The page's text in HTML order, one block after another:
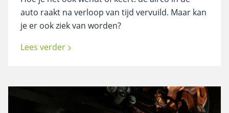
auto raakt na verloop van tijd vervuild. Maar kan
je er ook ziek van worden?
Lees verder